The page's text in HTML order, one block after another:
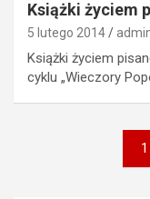
Książki życiem
5 lutego 2014
Książki życiem
cyklu „Wieczory
1